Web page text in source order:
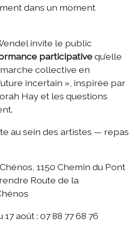
dans un moment
invite le public
participativequ’elle
collective en
incertain », inspirée par
Hay et les questions
au sein des artistes — repas
1150 Chemin du Pont
Route de la
août : 07 88 77 68 76